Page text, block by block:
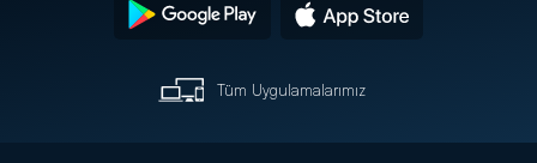
Tüm Uygulamalarımız